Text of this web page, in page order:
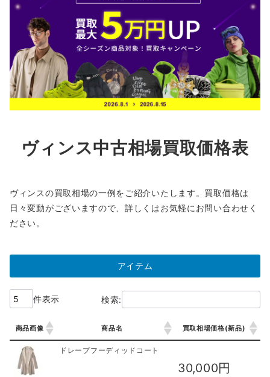
ヴィンス中古相場買取価格表
ヴィンスの買取相場の一例をご紹介いたします。買取価格は
日々変動がございますので、詳しくはお気軽にお問い合わせく
ださい。
アイテム
件表示 検索:
商品画像 商品名 買取相場価格(新品)
商品画像 商品名
ドレープフーディッドコート
30,000円